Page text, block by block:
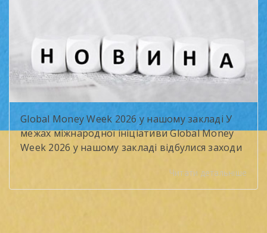
Global Money Week 2026 у нашому закладі У
межах міжнародної ініціативи Global Money
Week 2026 у нашому закладі відбулися заходи
здобувачів освіти. Тема року — «Чесні
розмови про гроші» (Smart Money Talks) —
Читати детальніше